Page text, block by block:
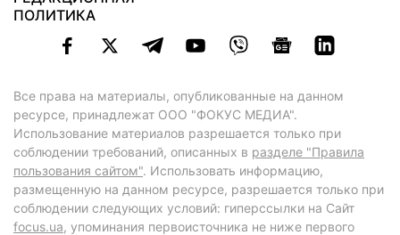
ПОЛИТИКА
Все права на материалы, опубликованные на данном
ресурсе, принадлежат ООО "ФОКУС МЕДИА".
Использование материалов разрешается только при
соблюдении требований, описанных в разделе "Правила
пользования сайтом". Использовать информацию,
размещенную на данном ресурсе, разрешается только при
соблюдении следующих условий: гиперссылки на Сайт
focus.ua, упоминания первоисточника не ниже первого